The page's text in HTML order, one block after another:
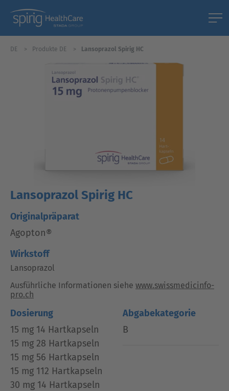
DE Produkte DE Lansoprazol Spirig HC
Lansoprazol Spirig HC
Originalpräparat
Agopton®
Wirkstoff
Lansoprazol
Ausführliche Informationen siehe www.swissmedicinfo-
pro.ch
Dosierung
15 mg 14 Hartkapseln
15 mg 28 Hartkapseln
15 mg 56 Hartkapseln
15 mg 112 Hartkapseln
30 mg 14 Hartkapseln
Abgabekategorie
B